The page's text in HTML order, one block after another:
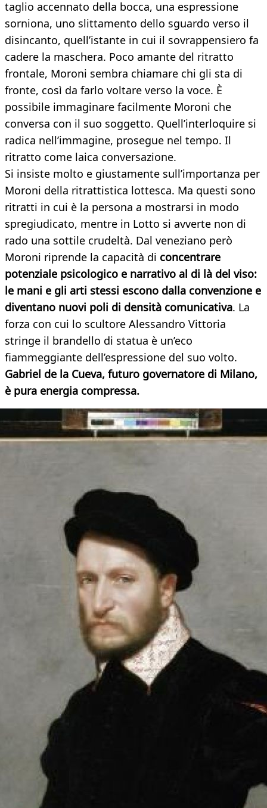
taglio accennato della bocca, una espressione
sorniona, uno slittamento dello sguardo verso il
disincanto, quell’istante in cui il sovrappensiero fa
cadere la maschera. Poco amante del ritratto
frontale, Moroni sembra chiamare chi gli sta di
fronte, così da farlo voltare verso la voce. È
possibile immaginare facilmente Moroni che
conversa con il suo soggetto. Quell’interloquire si
radica nell’immagine, prosegue nel tempo. Il
ritratto come laica conversazione.
Si insiste molto e giustamente sull’importanza per
Moroni della ritrattistica lottesca. Ma questi sono
ritratti in cui è la persona a mostrarsi in modo
spregiudicato, mentre in Lotto si avverte non di
rado una sottile crudeltà. Dal veneziano però
Moroni riprende la capacità di concentrare
potenziale psicologico e narrativo al di là del viso:
le mani e gli arti stessi escono dalla convenzione e
diventano nuovi poli di densità comunicativa. La
forza con cui lo scultore Alessandro Vittoria
stringe il brandello di statua è un’eco
fiammeggiante dell’espressione del suo volto.
Gabriel de la Cueva, futuro governatore di Milano,
è pura energia compressa.